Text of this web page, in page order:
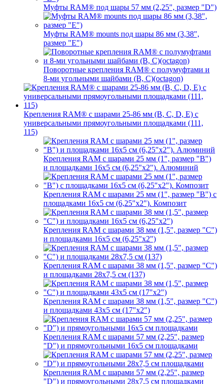
Муфты RAM® под шары 57 мм (2,25", размер "D")
Муфты RAM® mounts под шары 86 мм (3,38",
размер "E")
Поворотные крепления RAM® c полумуфтами и
8-ми угольными шайбами (B, C)(octagon)
Крепления RAM® с шарами 25-86 мм (B, C, D, E) с
универсальными прямоугольными площадками (111,
115)
Крепления RAM с шарами 25 мм (1", размер "B")
и площадками 16х5 см (6,25"х2"). Алюминий
Крепления RAM с шарами 25 мм (1", размер "B") с
площадками 16х5 см (6,25"х2"). Композит
Крепления RAM с шарами 38 мм (1,5", размер "C")
и площадками 16х5 см (6,25"х2")
Крепления RAM с шарами 38 мм (1,5", размер "C")
и площадками 28х7,5 см (137)
Крепления RAM с шарами 38 мм (1,5", размер "C")
и площадками 43х5 см (17"х2")
Крепления RAM с шарами 57 мм (2,25", размер
"D") и прямоугольными 16х5 см площадками
Крепления RAM с шарами 57 мм (2,25", размер
"D") и прямоугольными 28х7,5 см площадками